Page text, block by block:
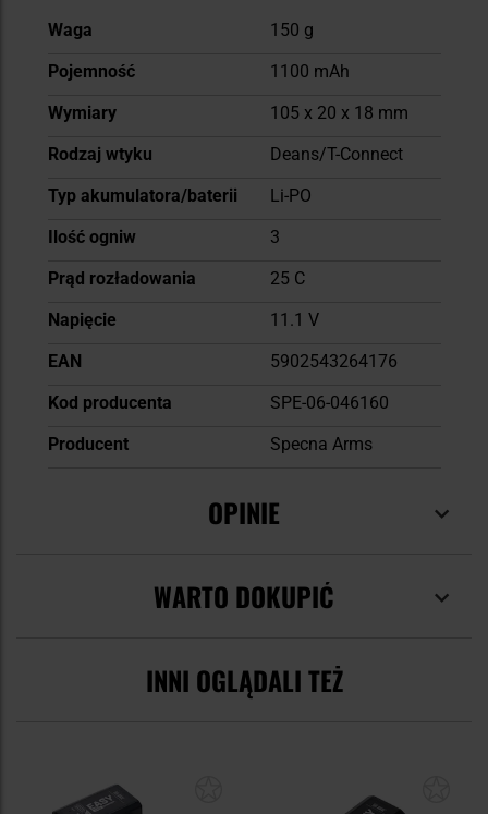
Więcej
Waga
150 g
Pojemność
1100 mAh
Wymiary
105 x 20 x 18 mm
Rodzaj wtyku
Deans/T-Connect
Typ akumulatora/baterii
Li-PO
Ilość ogniw
3
Prąd rozładowania
25 C
Napięcie
11.1 V
EAN
5902543264176
Kod producenta
SPE-06-046160
Producent
Specna Arms
OPINIE
WARTO DOKUPIĆ
INNI OGLĄDALI TEŻ